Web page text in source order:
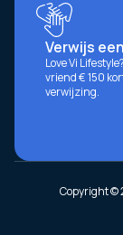
Verwijs
Love Vi
vriend € 150
verwijzing.
Copyright ©